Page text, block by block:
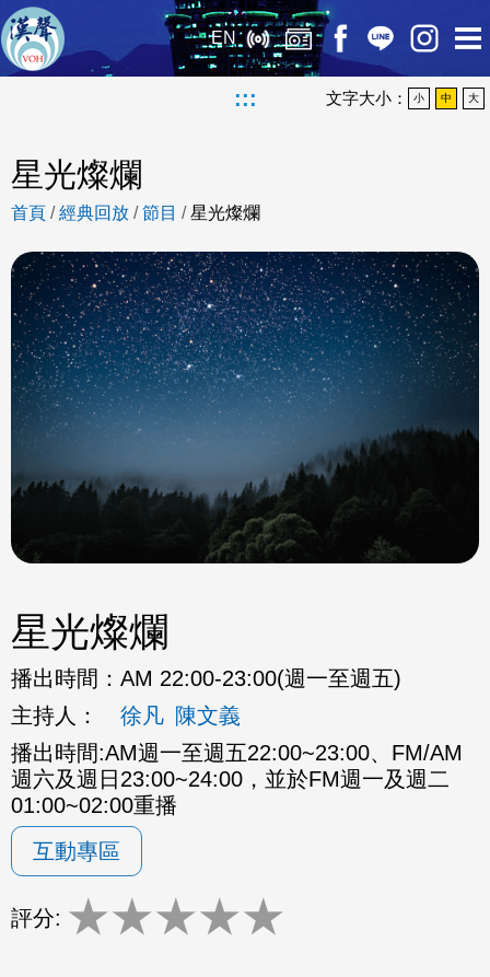
EN
::: 文字大小： 小 中 大
星光燦爛
首頁 /經典回放 /節目 /星光燦爛
星光燦爛
播出時間： AM 22:00-23:00(週一至週五)
主持人：
徐凡 陳文義
播出時間:AM週一至週五22:00~23:00、FM/AM
週六及週日23:00~24:00，並於FM週一及週二
01:00~02:00重播
互動專區
評分: ★★★★★